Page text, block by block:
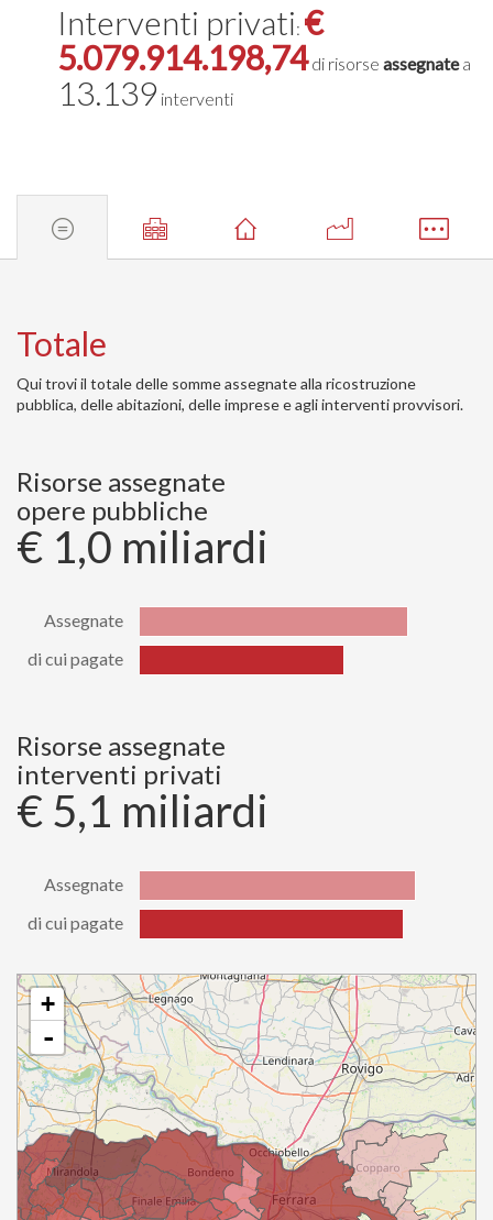
Interventi privati: €
5.079.914.198,74di risorseassegnatea
13.139 interventi
Totale
Qui trovi il totale delle somme assegnate alla ricostruzione
pubblica, delle abitazioni, delle imprese e agli interventi provvisori.
Risorse assegnate
opere pubbliche
€ 1,0 miliardi
Assegnate
di cui pagate
pagate
784200900.07
Risorse assegnate
interventi privati
€ 5,1 miliardi
Assegnate
di cui pagate
Assegnate5079914198.74
di cui
pagate
4867753790.60
+
-